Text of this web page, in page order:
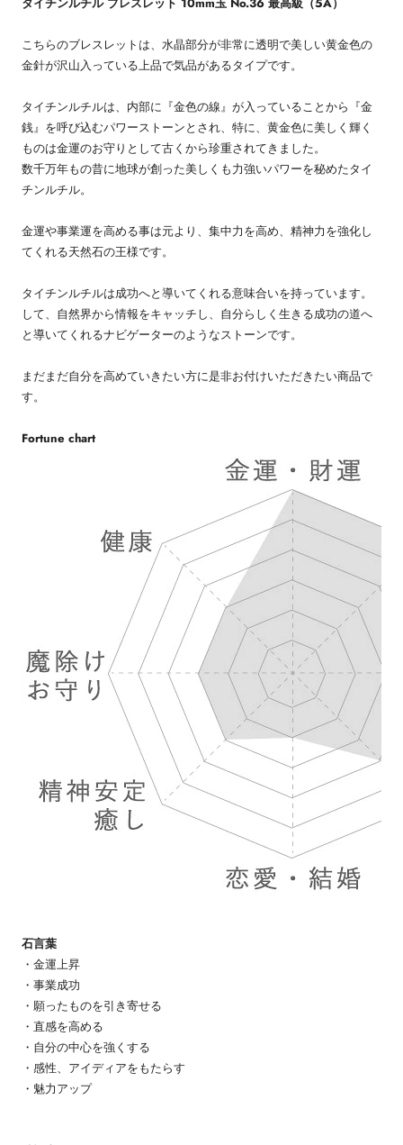
タイチンルチル ブレスレット 10mm玉 No.36 最高級（5A）
こちらのブレスレットは、水晶部分が非常に透明で美しい黄金色の
金針が沢山入っている上品で気品があるタイプです。
タイチンルチルは、内部に『金色の線』が入っていることから『金
銭』を呼び込むパワーストーンとされ、特に、黄金色に美しく輝く
ものは金運のお守りとして古くから珍重されてきました。
数千万年もの昔に地球が創った美しくも力強いパワーを秘めたタイ
チンルチル。
金運や事業運を高める事は元より、集中力を高め、精神力を強化し
てくれる天然石の王様です。
タイチンルチルは成功へと導いてくれる意味合いを持っています。
して、自然界から情報をキャッチし、自分らしく生きる成功の道へ
と導いてくれるナビゲーターのようなストーンです。
まだまだ自分を高めていきたい方に是非お付けいただきたい商品で
す。
Fortune chart
石言葉
・金運上昇
・事業成功
・願ったものを引き寄せる
・直感を高める
・自分の中心を強くする
・感性、アイディアをもたらす
・魅力アップ